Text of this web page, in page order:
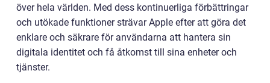
över hela världen. Med dess kontinuerliga förbättringar
och utökade funktioner strävar Apple efter att göra det
enklare och säkrare för användarna att hantera sin
digitala identitet och få åtkomst till sina enheter och
tjänster.